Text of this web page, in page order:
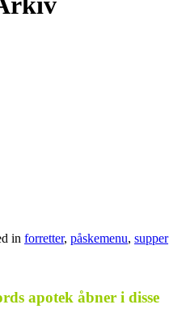
in forretter, påskemenu, supper
apotek åbner i disse